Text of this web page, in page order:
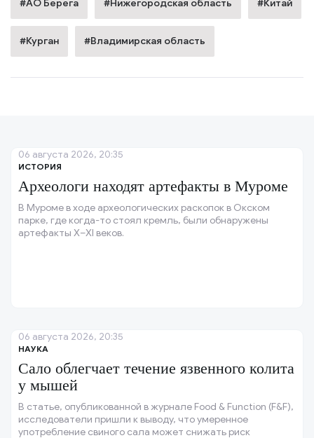
#АО Берега #Нижегородская область #Китай
#Курган #Владимирская область
ИСТОРИЯ
Археологи находят артефакты в Муроме
В Муроме в ходе археологических раскопок в Окском
парке, где когда-то стоял кремль, были обнаружены
артефакты X–XI веков.
06 августа 2026, 20:35
НАУКА
Сало облегчает течение язвенного колита
у мышей
В статье, опубликованной в журнале Food & Function (F&F),
исследователи пришли к выводу, что умеренное
употребление свиного сала может снижать риск
06 августа 2026, 20:35